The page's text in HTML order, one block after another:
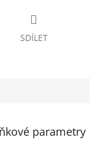
SDÍLET
parametry